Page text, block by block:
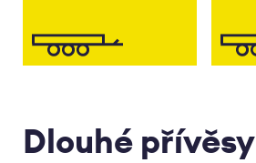
Dlouhé přívěsy